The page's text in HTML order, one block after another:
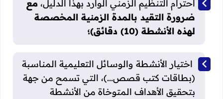
احترام التنظيم الزمني الوارد بهذا الدليل، مع
ضرورة التقيد بالمدة الزمنية المخصصة
لهذه الأنشطة (10) دقائق)؛
اختيار الأنشطة والوسائل التعليمية المناسبة
(بطاقات كتب قصص...)، التي تسمح من جهة
بتحقيق الأهداف المتوخاة من الأنشطة